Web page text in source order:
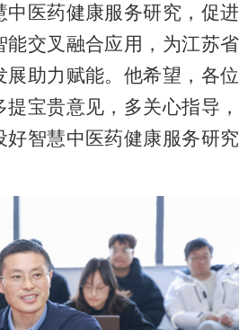
中医药健康服务研究，促进
能交叉融合应用，为江苏省
展助力赋能。他希望，各位
宝贵意见，多关心指导，
好智慧中医药健康服务研究